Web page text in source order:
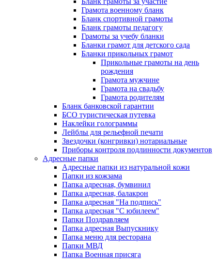
Грамота военному бланк
Бланк спортивной грамоты
Бланк грамоты педагогу
Грамоты за учебу бланки
Бланки грамот для детского сада
Бланки прикольных грамот
Прикольные грамоты на день
рождения
Грамота мужчине
Грамота на свадьбу
Грамота родителям
Бланк банковской гарантии
БСО туристическая путевка
Наклейки голограммы
Лейблы для рельефной печати
Звездочки (конгривки) нотариальные
Приборы контроля подлинности документов
Адресные папки
Адресные папки из натуральной кожи
Папки из кожзама
Папка адресная, бумвинил
Папка адресная, балакрон
Папка адресная "На подпись"
Папка адресная "C юбилеем"
Папки Поздравляем
Папка адресная Выпускнику
Папка меню для ресторана
Папки МВД
Папка Военная присяга